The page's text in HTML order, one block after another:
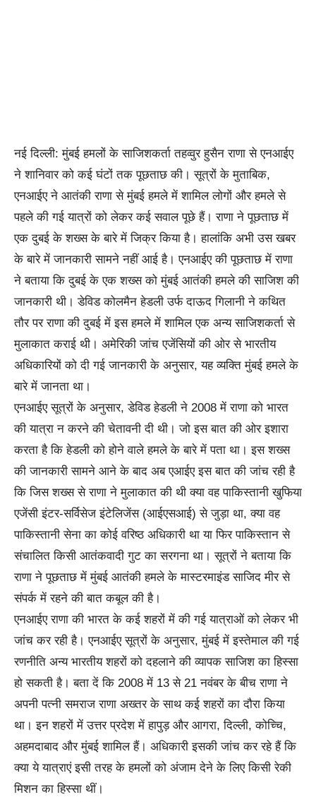
नई दिल्ली: मुंबई हमलों के साजिशकर्ता तहव्वुर हुसैन राणा से एनआईए
ने शानिवार को कई घंटों तक पूछताछ की। सूत्रों के मुताबिक,
एनआईए ने आतंकी राणा से मुंबई हमले में शामिल लोगों और हमले से
पहले की गई यात्रों को लेकर कई सवाल पूछे हैं। राणा ने पूछताछ में
एक दुबई के शख्स के बारे में जिक्र किया है। हालांकि अभी उस खबर
के बारे में जानकारी सामने नहीं आई है। एनआईए की पूछताछ में राणा
ने बताया कि दुबई के एक शख्स को मुंबई आतंकी हमले की साजिश की
जानकारी थी। डेविड कोलमैन हेडली उर्फ दाऊद गिलानी ने कथित
तौर पर राणा की दुबई में इस हमले में शामिल एक अन्य साजिशकर्ता से
मुलाकात कराई थी। अमेरिकी जांच एजेंसियों की ओर से भारतीय
अधिकारियों को दी गई जानकारी के अनुसार, यह व्यक्ति मुंबई हमले के
बारे में जानता था।
एनआईए सूत्रों के अनुसार, डेविड हेडली ने 2008 में राणा को भारत
की यात्रा न करने की चेतावनी दी थी। जो इस बात की ओर इशारा
करता है कि हेडली को होने वाले हमले के बारे में पता था। इस शख्स
की जानकारी सामने आने के बाद अब एआईए इस बात की जांच रही है
कि जिस शख्स से राणा ने मुलाकात की थी क्या वह पाकिस्तानी खुफिया
एजेंसी इंटर-सर्विसेज इंटेलिजेंस (आईएसआई) से जुड़ा था, क्या वह
पाकिस्तानी सेना का कोई वरिष्ठ अधिकारी था या फिर पाकिस्तान से
संचालित किसी आतंकवादी गुट का सरगना था। सूत्रों ने बताया कि
राणा ने पूछताछ में मुंबई आतंकी हमले के मास्टरमाइंड साजिद मीर से
संपर्क में रहने की बात कबूल की है।
एनआईए राणा की भारत के कई शहरों में की गई यात्राओं को लेकर भी
जांच कर रही है। एनआईए सूत्रों के अनुसार, मुंबई में इस्तेमाल की गई
रणनीति अन्य भारतीय शहरों को दहलाने की व्यापक साजिश का हिस्सा
हो सकती है। बता दें कि 2008 में 13 से 21 नवंबर के बीच राणा ने
अपनी पत्नी समराज राणा अख्तर के साथ कई शहरों का दौरा किया
था। इन शहरों में उत्तर प्रदेश में हापुड़ और आगरा, दिल्ली, कोच्चि,
अहमदाबाद और मुंबई शामिल हैं। अधिकारी इसकी जांच कर रहे हैं कि
क्या ये यात्राएं इसी तरह के हमलों को अंजाम देने के लिए किसी रेकी
मिशन का हिस्सा थीं।